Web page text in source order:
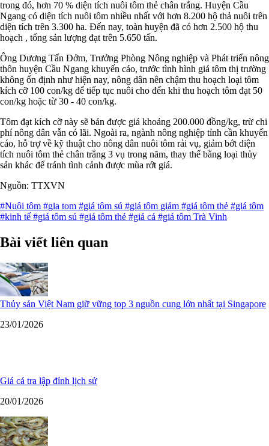
trong đó, hơn 70 % diện tích nuôi tôm thẻ chân trắng. Huyện Cầu
Ngang có diện tích nuôi tôm nhiều nhất với hơn 8.200 hộ thả nuôi trên
diện tích trên 3.300 ha. Đến nay, toàn huyện đã có hơn 2.500 hộ thu
hoạch , tổng sản lượng đạt trên 5.650 tấn.
Ông Dương Tấn Đởm, Trưởng Phòng Nông nghiệp và Phát triển nông
thôn huyện Cầu Ngang khuyến cáo, trước tình hình giá tôm thị trường
không ổn định như hiện nay, nông dân nên chậm thu hoạch loại tôm
kích cỡ 100 con/kg để tiếp tục nuôi cho đến khi thu hoạch tôm đạt 50
con/kg hoặc từ 30 - 40 con/kg.
Tôm đạt kích cỡ này sẽ bán được giá khoảng 200.000 đồng/kg, trừ chi
phí nông dân vẫn có lãi. Ngoài ra, ngành nông nghiệp tỉnh cần khuyến
cáo, hỗ trợ về kỹ thuật cho nông dân nuôi tôm rải vụ, giảm bớt diện
tích nuôi tôm thẻ chân trắng 3 vụ trong năm, thay thế bằng loại thủy
sản khác để tránh tình cảnh được mùa rớt giá.
Nguồn: TTXVN
#Nuôi tôm #gia tom #giá tôm sú #giá tôm giảm #giá tôm thẻ #giá tôm
#kinh tế #giá tôm sú #giá tôm thẻ #giá cá #giá tôm Trà Vinh
Bài viết liên quan
Thủy sản Việt Nam giữ vững top 3 nguồn cung lớn nhất tại Singapore
23/01/2026
Giá cá tra lập đỉnh lịch sử
20/01/2026